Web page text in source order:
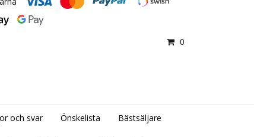
0
och svar Önskelista Bästsäljare